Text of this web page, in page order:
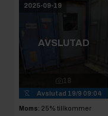
2025-09-19
AVSLUTAD
18
Avslutad 19/9 09:04
Moms: 25% tillkommer